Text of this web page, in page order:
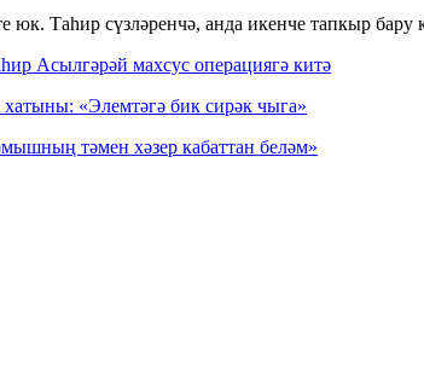
Таһир сүзләренчә, анда икенче тапкыр
Асылгәрәй махсус операциягә китә
«Элемтәгә бик сирәк чыга»
тәмен хәзер кабаттан беләм»